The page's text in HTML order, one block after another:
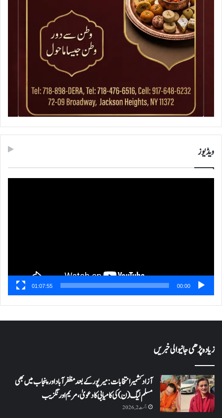
ویڈیوز
00:00
01:07:55
زیادہ پڑھی جانیوالی خبریں
آزاد کشمیر انتخابات: میرپور کے بعد مظفرآباد اور پنجاب میں بھی
مسلم لیگ (ن) کی کامیابی کا دعویٰ، مریم اورنگزیب
اگست 2, 2026